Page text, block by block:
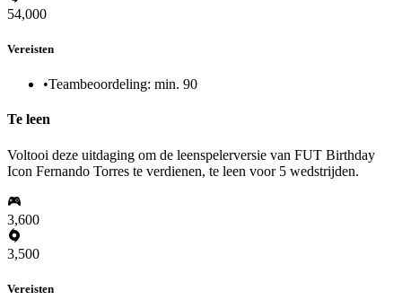
54,000
Vereisten
•Teambeoordeling: min. 90
Te leen
Voltooi deze uitdaging om de leenspelerversie van FUT Birthday
Icon Fernando Torres te verdienen, te leen voor 5 wedstrijden.
3,600
3,500
Vereisten